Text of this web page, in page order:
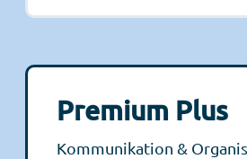
Premium Plus
Kommunikation &